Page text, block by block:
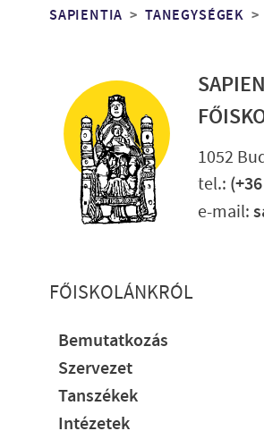
Morzsa
SAPIENTIA TANEGYSÉGEK
1052
tel.:
e-mail:
Lábléc
FŐISKOLÁNKRÓL
Bemutatkozás
Szervezet
Tanszékek
Intézetek